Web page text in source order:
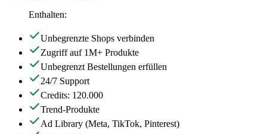
Enthalten:
Unbegrenzte Shops verbinden
Zugriff auf 1M+ Produkte
Unbegrenzt Bestellungen erfüllen
24/7 Support
Credits: 120.000
Trend-Produkte
Ad Library (Meta, TikTok, Pinterest)